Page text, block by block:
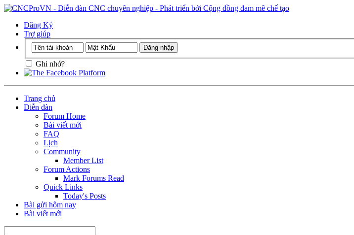
Đăng Ký
Trợ giúp
Ghi nhớ?
Trang chủ
Diễn đàn
Forum Home
Bài viết mới
FAQ
Lịch
Community
Member List
Forum Actions
Mark Forums Read
Quick Links
Today's Posts
Bài gửi hôm nay
Bài viết mới